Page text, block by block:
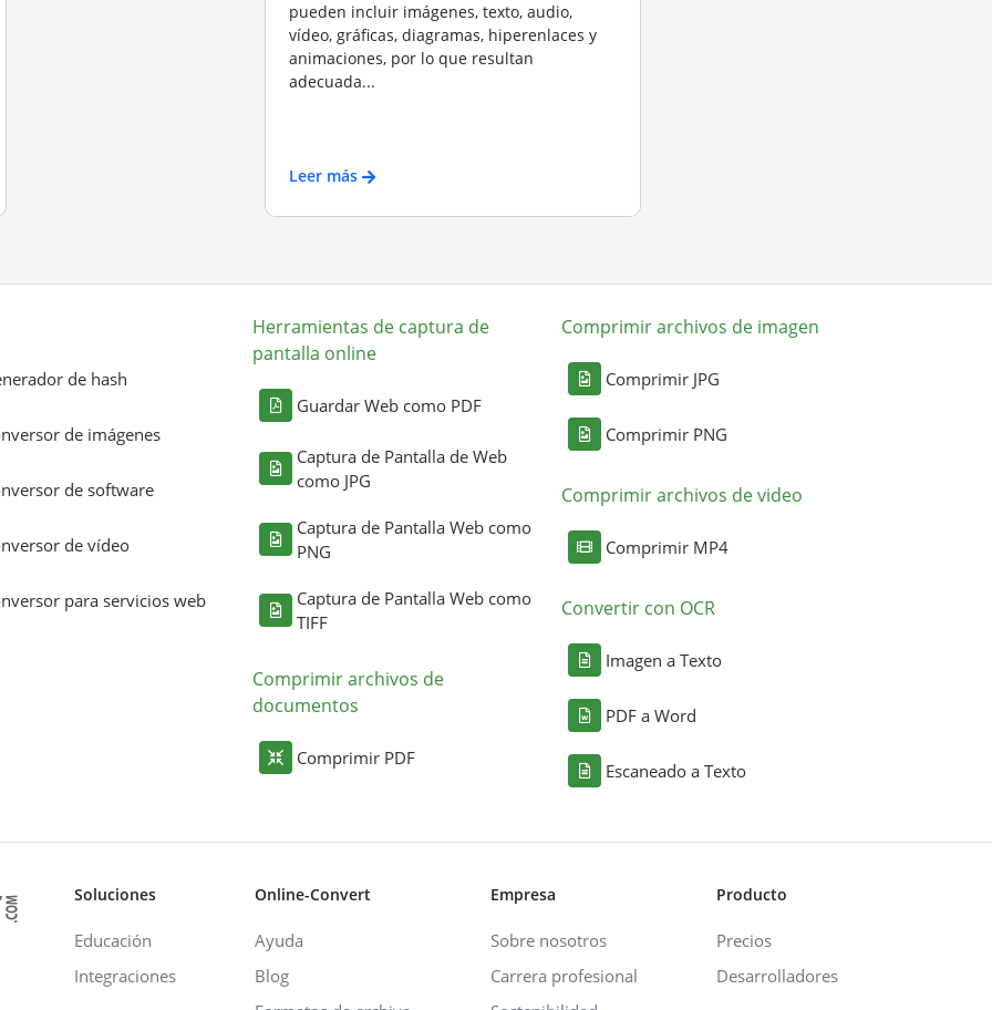
pueden incluir imágenes, texto, audio,
vídeo, gráficas, diagramas, hiperenlaces y
animaciones, por lo que resultan
adecuada...
Leer más
de hash
de imágenes
de software
de vídeo
para servicios web
Herramientas de captura de
pantalla online
Guardar Web como PDF
Captura de Pantalla de Web
como JPG
Captura de Pantalla Web como
PNG
Captura de Pantalla Web como
TIFF
Comprimir archivos de
documentos
Comprimir PDF
Comprimir archivos de imagen
Comprimir JPG
Comprimir PNG
Comprimir archivos de video
Comprimir MP4
Convertir con OCR
Imagen a Texto
PDF a Word
Escaneado a Texto
Soluciones
Educación
Integraciones
Online-Convert
Ayuda
Blog
Empresa
Sobre nosotros
Carrera profesional
Producto
Precios
Desarrolladores